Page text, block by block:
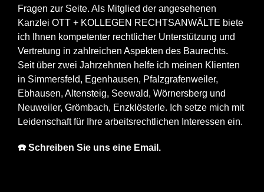
Fragen zur Seite. Als Mitglied der angesehenen
Kanzlei OTT + KOLLEGEN RECHTSANWÄLTE biete
ich Ihnen kompetenter rechtlicher Unterstützung und
Vertretung in zahlreichen Aspekten des Baurechts.
Seit über zwei Jahrzehnten helfe ich meinen Klienten
in Simmersfeld, Egenhausen, Pfalzgrafenweiler,
Ebhausen, Altensteig, Seewald, Wörnersberg und
Neuweiler, Grömbach, Enzklösterle. Ich setze mich mit
Leidenschaft für Ihre arbeitsrechtlichen Interessen ein.
☎️ Schreiben Sie uns eine Email.